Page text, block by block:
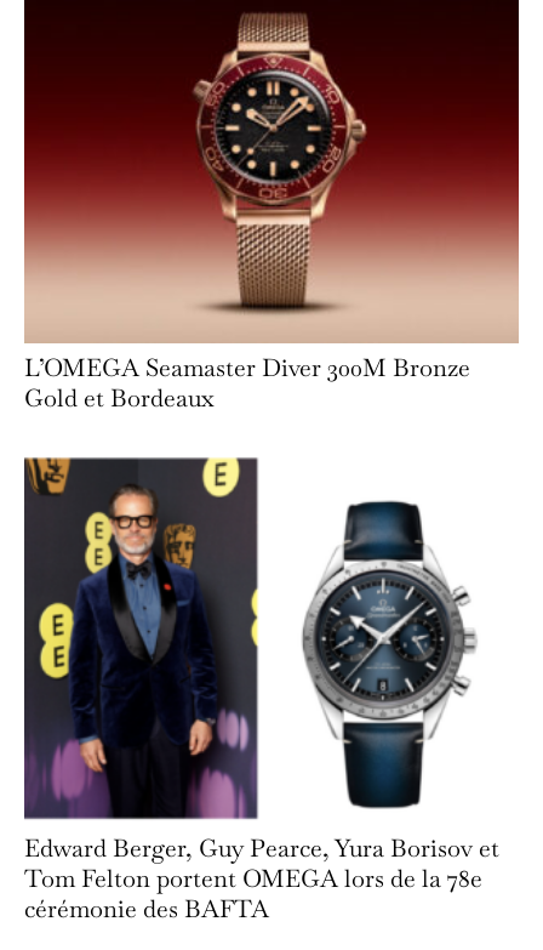
L’OMEGA Seamaster Diver 300M Bronze
Gold et Bordeaux
Edward Berger, Guy Pearce, Yura Borisov et
Tom Felton portent OMEGA lors de la 78e
cérémonie des BAFTA